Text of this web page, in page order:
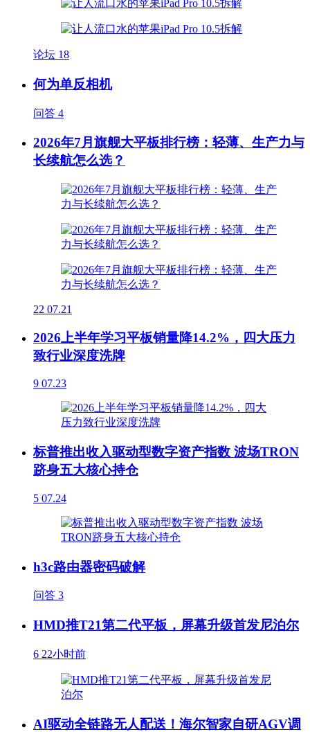
论坛 18
何为单反相机
问答 4
2026年7月旗舰大平板排行榜：轻薄、生产力与
长续航怎么选？
22 07.21
2026上半年学习平板销量降14.2%，四大压力
致行业深度洗牌
9 07.23
标普推出收入驱动型数字资产指数 波场TRON
跻身五大核心持仓
5 07.24
h3c路由器密码破解
问答 3
HMD推T21第二代平板，屏幕升级首发尼泊尔
6 22小时前
AI驱动全链路无人配送！海尔智家自研AGV调